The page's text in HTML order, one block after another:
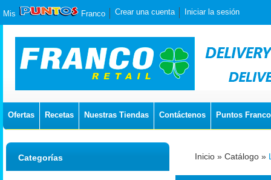
Mis Franco Crear una cuenta Iniciar la sesión
Ofertas Recetas Nuestras Tiendas Contáctenos Puntos Franco
Inicio » Catálogo »
Categorías